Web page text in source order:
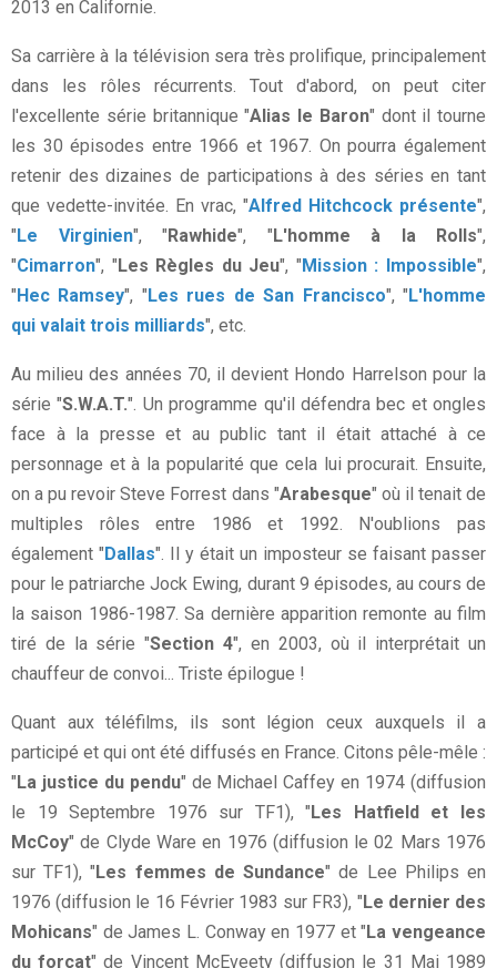
2013 en Californie.
Sa carrière à la télévision sera très prolifique, principalement
dans les rôles récurrents. Tout d'abord, on peut citer
l'excellente série britannique "Alias le Baron" dont il tourne
les 30 épisodes entre 1966 et 1967. On pourra également
retenir des dizaines de participations à des séries en tant
que vedette-invitée. En vrac, "Alfred Hitchcock présente",
" Le Virginien", " Rawhide", " L'homme à la Rolls",
"Cimarron", " Les Règles du Jeu", " Mission : Impossible",
" Hec Ramsey", " Les rues de San Francisco", " L'homme
qui valait trois milliards", etc.
Au milieu des années 70, il devient Hondo Harrelson pour la
série "S.W.A.T.". Un programme qu'il défendra bec et ongles
face à la presse et au public tant il était attaché à ce
personnage et à la popularité que cela lui procurait. Ensuite,
on a pu revoir Steve Forrest dans "Arabesque" où il tenait de
multiples rôles entre 1986 et 1992. N'oublions pas
également " Dallas". Il y était un imposteur se faisant passer
pour le patriarche Jock Ewing, durant 9 épisodes, au cours de
la saison 1986-1987. Sa dernière apparition remonte au film
tiré de la série "Section 4", en 2003, où il interprétait un
chauffeur de convoi... Triste épilogue !
Quant aux téléfilms, ils sont légion ceux auxquels il a
participé et qui ont été diffusés en France. Citons pêle-mêle :
" La justice du pendu" de Michael Caffey en 1974 (diffusion
le 19 Septembre 1976 sur TF1), " Les Hatfield et les
McCoy" de Clyde Ware en 1976 (diffusion le 02 Mars 1976
sur TF1), " Les femmes de Sundance" de Lee Philips en
1976 (diffusion le 16 Février 1983 sur FR3), " Le dernier des
Mohicans" de James L. Conway en 1977 et " La vengeance
du forçat" de Vincent McEveety (diffusion le 31 Mai 1989